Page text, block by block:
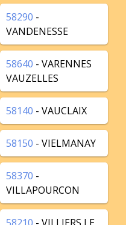
58290 -
VANDENESSE
58640 - VARENNES
VAUZELLES
58140 - VAUCLAIX
58150 - VIELMANAY
58370 -
VILLAPOURCON